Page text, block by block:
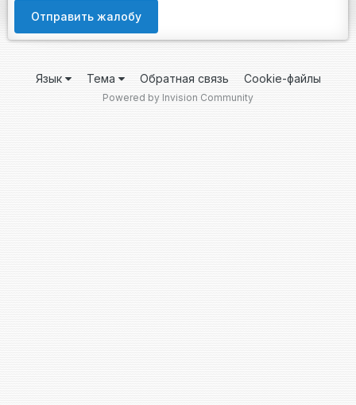
Отправить жалобу
Язык Тема Обратная связь Cookie-файлы
Powered by Invision Community